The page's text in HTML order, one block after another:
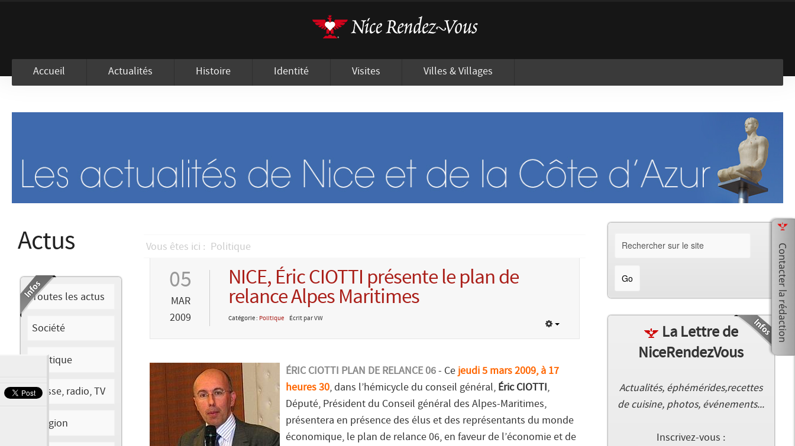
Accueil Actualités Histoire Identité Visites Villes & Villages
Actus
Toutes les actus
Société
Politique
Presse, radio, TV
Religion
Vous êtes ici : Politique
05
MAR
2009
NICE, Éric CIOTTI présente le plan de
relance Alpes Maritimes
Catégorie : Politique Écrit par VW
ÉRIC CIOTTI PLAN DE RELANCE 06 - Ce jeudi 5 mars 2009, à 17
heures 30, dans l’hémicycle du conseil général, Éric CIOTTI,
Député, Président du Conseil général des Alpes-Maritimes,
présentera en présence des élus et des représentants du monde
économique, le plan de relance 06, en faveur de l’économie et de
La Lettre de
NiceRendezVous
Actualités, éphémérides,recettes
de cuisine, photos, événements...
Inscrivez-vous :